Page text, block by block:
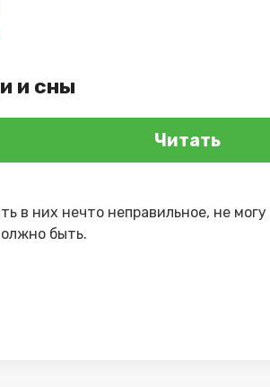
и сны
Читать
в них нечто неправильное, не
быть.